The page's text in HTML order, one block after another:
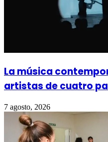
La música
artistas de cuatro
7 agosto, 2026